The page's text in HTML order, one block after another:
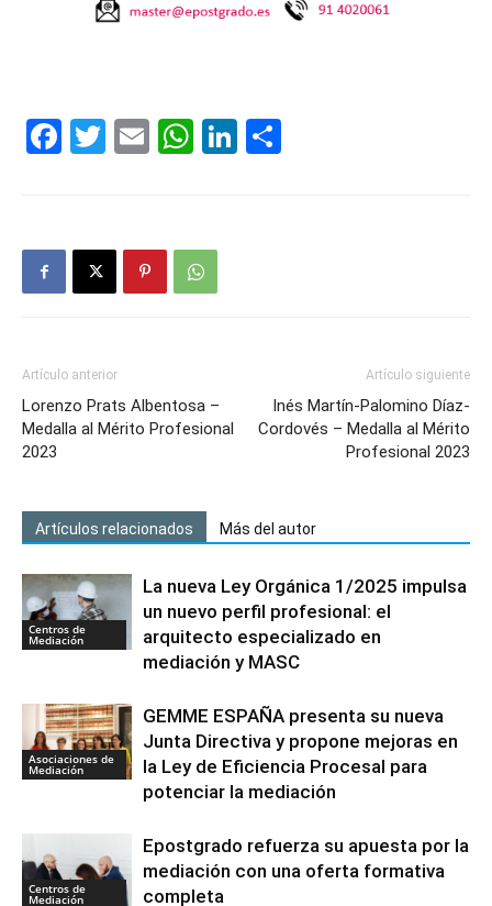
Facebook
Twitter
EmailWhatsApp
LinkedIn
Artículo anterior
Lorenzo Prats Albentosa –
Medalla al Mérito Profesional
2023
Artículo siguiente
Inés Martín-Palomino Díaz-
Cordovés – Medalla al Mérito
Profesional 2023
Artículos relacionados Más del autor
Centros de
Mediación
La nueva Ley Orgánica 1/2025 impulsa
un nuevo perfil profesional: el
arquitecto especializado en
mediación y MASC
Asociaciones de
Mediación
GEMME ESPAÑA presenta su nueva
Junta Directiva y propone mejoras en
la Ley de Eficiencia Procesal para
potenciar la mediación
Centros de
Mediación
Epostgrado refuerza su apuesta por la
mediación con una oferta formativa
completa